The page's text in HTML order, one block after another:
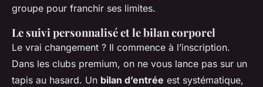
groupe pour franchir ses limites.
Le suivi personnalisé et le bilan corporel
Le vrai changement ? Il commence à l’inscription.
Dans les clubs premium, on ne vous lance pas sur un
tapis au hasard. Un bilan d’entrée est systématique,